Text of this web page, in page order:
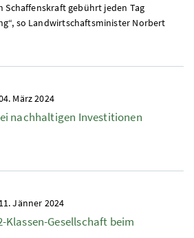
Schaffenskraft gebührt jeden Tag
so Landwirtschaftsminister Norbert
März 2024
nachhaltigen Investitionen
11. Jänner 2024
Gesellschaft beim